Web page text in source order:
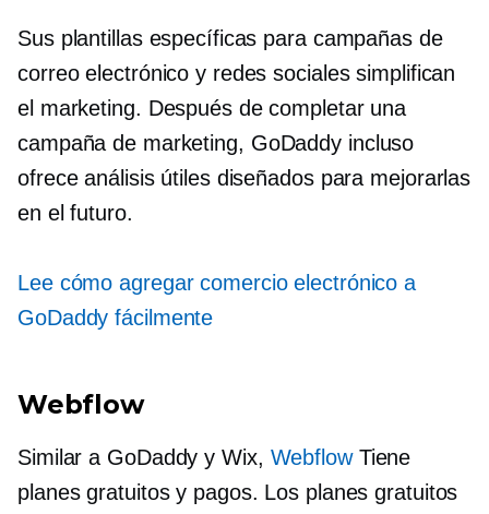
Sus plantillas específicas para campañas de
correo electrónico y redes sociales simplifican
el marketing. Después de completar una
campaña de marketing, GoDaddy incluso
ofrece análisis útiles diseñados para mejorarlas
en el futuro.
Lee cómo agregar comercio electrónico a
GoDaddy fácilmente
Webflow
Similar a GoDaddy y Wix, WebflowTiene
planes gratuitos y pagos. Los planes gratuitos